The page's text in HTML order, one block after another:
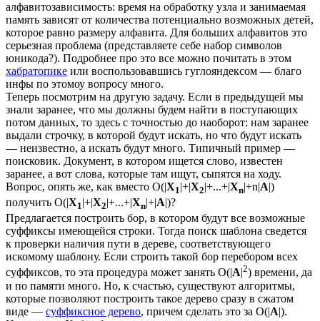
алфавитозависимость: время на обработку узла и занимаемая
память зависят от количества потенциально возможных детей,
которое равно размеру алфавита. Для больших алфавитов это
серьезная проблема (представляете себе набор символов
юникода?). Подробнее про это все можно почитать в этом
хабратопике или воспользовавшись гуглояндексом — благо
инфы по этомоу вопросу много.
Теперь посмотрим на другую задачу. Если в предыдущей мы
знали заранее, что мы должны будем найти в поступающих
потом данных, то здесь с точностью до наоборот: нам заранее
выдали строчку, в которой будут искать, но что будут искать
— неизвестно, а искать будут много. Типичный пример —
поисковик. Документ, в котором ищется слово, известен
заранее, а вот слова, которые там ищут, сыпятся на ходу.
Вопрос, опять же, как вместо O(|X1|+|X2|+...+|Xn|+n|A|)
получить O(|X1|+|X2|+...+|Xn|+|A|)?
Предлагается построить бор, в котором будут все возможные
суффиксы имеющейся строки. Тогда поиск шаблона сведется
к проверки наличия пути в дереве, соответствующего
искомому шаблону. Если строить такой бор перебором всех
суффиксов, то эта процедура может занять O(|A 2) времени, да
и по памяти много. Но, к счастью, существуют алгоритмы,
которые позволяют построить такое дерево сразу в сжатом
виде — суффиксное дерево, причем сделать это за O(|A|).